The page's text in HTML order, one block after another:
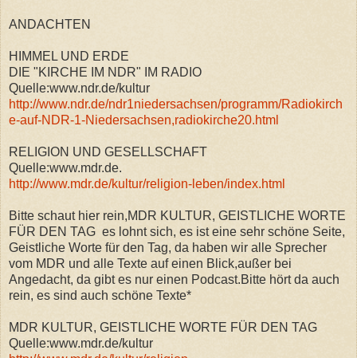
ANDACHTEN
HIMMEL UND ERDE
DIE "KIRCHE IM NDR" IM RADIO
Quelle:www.ndr.de/kultur
http://www.ndr.de/ndr1niedersachsen/programm/Radiokirch
e-auf-NDR-1-Niedersachsen,radiokirche20.html
RELIGION UND GESELLSCHAFT
Quelle:www.mdr.de.
http://www.mdr.de/kultur/religion-leben/index.html
Bitte schaut hier rein,MDR KULTUR, GEISTLICHE WORTE
FÜR DEN TAG es lohnt sich, es ist eine sehr schöne Seite,
Geistliche Worte für den Tag, da haben wir alle Sprecher
vom MDR und alle Texte auf einen Blick,außer bei
Angedacht, da gibt es nur einen Podcast.Bitte hört da auch
rein, es sind auch schöne Texte*
MDR KULTUR, GEISTLICHE WORTE FÜR DEN TAG
Quelle:www.mdr.de/kultur